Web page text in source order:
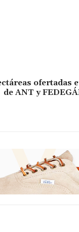
ofertadas
de ANT y